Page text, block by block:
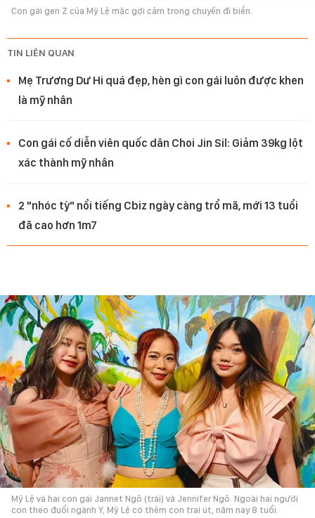
Con gái gen Z của Mỹ Lệ mặc gợi cảm trong chuyến đi biển.
TIN LIÊN QUAN
Mẹ Trương Dư Hi quá đẹp, hèn gì con gái luôn được khen
là mỹ nhân
Con gái cố diễn viên quốc dân Choi Jin Sil: Giảm 39kg lột
xác thành mỹ nhân
2 "nhóc tỳ" nổi tiếng Cbiz ngày càng trổ mã, mới 13 tuổi
đã cao hơn 1m7
Mỹ Lệ và hai con gái Jannet Ngô (trái) và Jennifer Ngô. Ngoài hai người
con theo đuổi ngành Y, Mỹ Lệ có thêm con trai út, năm nay 8 tuổi.